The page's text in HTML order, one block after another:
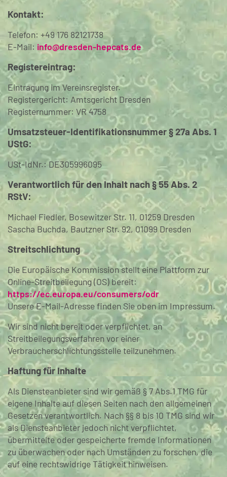
Kontakt:
Telefon: +49 176 82121738
E-Mail: info@dresden-hepcats.de
Registereintrag:
Eintragung im Vereinsregister.
Registergericht: Amtsgericht Dresden
Registernummer: VR 4758
Umsatzsteuer-Identifikationsnummer § 27a Abs. 1
UStG:
USt-IdNr.: DE305996095
Verantwortlich für den Inhalt nach § 55 Abs. 2
RStV:
Michael Fiedler, Bosewitzer Str. 11, 01259 Dresden
Sascha Buchda, Bautzner Str. 92, 01099 Dresden
Streitschlichtung
Die Europäische Kommission stellt eine Plattform zur
Online-Streitbeilegung (OS) bereit:
https://ec.europa.eu/consumers/odr
Unsere E-Mail-Adresse finden Sie oben im Impressum.
Wir sind nicht bereit oder verpflichtet, an
Streitbeilegungsverfahren vor einer
Verbraucherschlichtungsstelle teilzunehmen.
Haftung für Inhalte
Als Diensteanbieter sind wir gemäß § 7 Abs.1 TMG für
eigene Inhalte auf diesen Seiten nach den allgemeinen
Gesetzen verantwortlich. Nach §§ 8 bis 10 TMG sind wir
als Diensteanbieter jedoch nicht verpflichtet,
übermittelte oder gespeicherte fremde Informationen
zu überwachen oder nach Umständen zu forschen, die
auf eine rechtswidrige Tätigkeit hinweisen.